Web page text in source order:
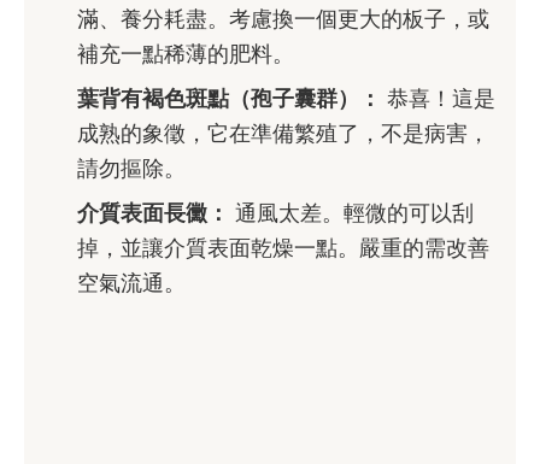
滿、養分耗盡。考慮換一個更大的板子，或
補充一點稀薄的肥料。
葉背有褐色斑點（孢子囊群）： 恭喜！這是
成熟的象徵，它在準備繁殖了，不是病害，
請勿摳除。
介質表面長黴： 通風太差。輕微的可以刮
掉，並讓介質表面乾燥一點。嚴重的需改善
空氣流通。